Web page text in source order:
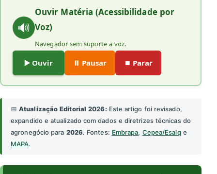
🔊
Ouvir Matéria (Acessibilidade por
Voz)
Navegador sem suporte a voz.
▶️ Ouvir ⏸️ Pausar ⏹️ Parar
📅Atualização Editorial 2026: Este artigo foi revisado,
expandido e atualizado com dados e diretrizes técnicas do
agronegócio para 2026. Fontes: Embrapa, Cepea/Esalq e
MAPA.